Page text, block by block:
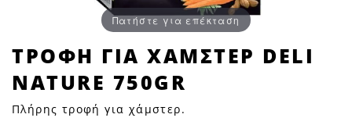
Πατήστε για επέκταση
ΤΡΟΦΗ
ΓΙΑ
ΧΑΜΣΤΕΡ
DELI
ΤΡΟΦΗ ΓΙΑ ΧΑΜΣΤΕΡ DELI
NATURE 750GR
Πλήρης τροφή για χάμστερ.